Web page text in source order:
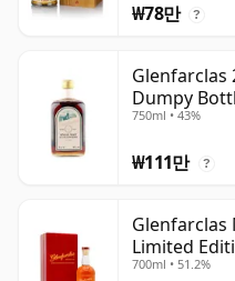
₩78만 ?
Glenfarclas
Dumpy
750ml • 43%
₩111만 ?
Limited
년산
700ml • 51.2%